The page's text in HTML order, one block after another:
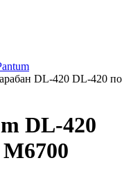
DL-420 DL-420 по
DL-420